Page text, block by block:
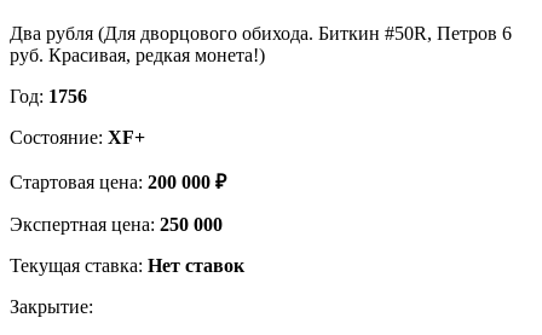
Два рубля (Для дворцового обихода. Биткин #50R, Петров 6
руб. Красивая, редкая монета!)
Год: 1756
Состояние: XF+
Стартовая цена: 200 000 ₽
Экспертная цена: 250 000
Текущая ставка: Нет ставок
Закрытие: